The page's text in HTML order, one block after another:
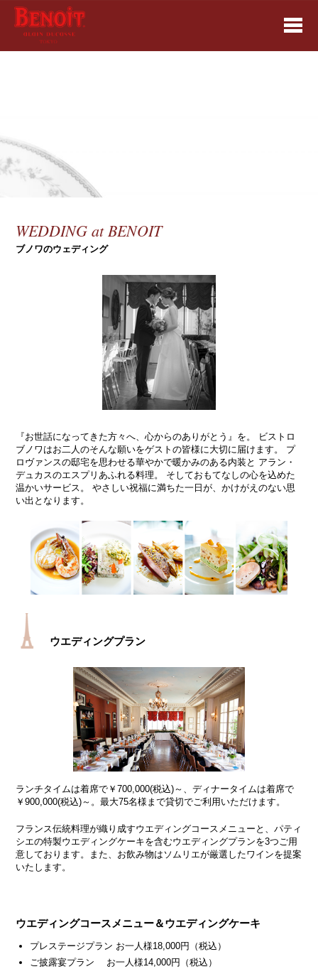
WEDDING at BENOIT
ブノワのウェディング
『お世話になってきた方々へ、心からのありがとう』を。
ビストロ
ブノワはお二人のそんな願いをゲストの皆様に大切に届けます。
プ
ロヴァンスの邸宅を思わせる華やかで暖かみのある内装と アラン・
デュカスのエスプリあふれる料理。
そしておもてなしの心を込めた
温かいサービス。
やさしい祝福に満ちた一日が、かけがえのない思
い出となります。
ウエディングプラン
ランチタイムは着席で￥700,000(税込)～、ディナータイムは着席で
￥900,000(税込)～。最大75名様まで貸切でご利用いただけます。
フランス伝統料理が織り成すウエディングコースメニューと、パティ
シエの特製ウエディングケーキを含むウエディングプランを3つご用
意しております。また、お飲み物はソムリエが厳選したワインを提案
いたします。
ウエディングコースメニュー＆ウエディングケーキ
プレステージプラン お一人様18,000円（税込）
ご披露宴プラン お一人様14,000円（税込）